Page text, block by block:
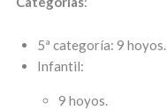
5ª categoría: 9 hoyos.
Infantil:
9 hoyos.